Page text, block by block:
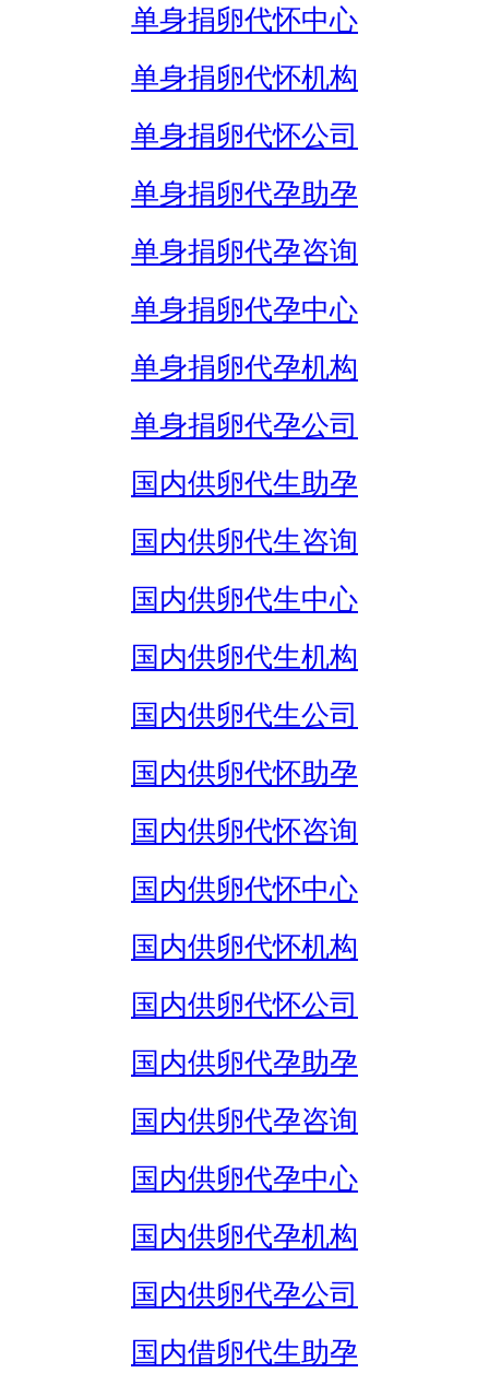
单身捐卵代怀中心
单身捐卵代怀机构
单身捐卵代怀公司
单身捐卵代孕助孕
单身捐卵代孕咨询
单身捐卵代孕中心
单身捐卵代孕机构
单身捐卵代孕公司
国内供卵代生助孕
国内供卵代生咨询
国内供卵代生中心
国内供卵代生机构
国内供卵代生公司
国内供卵代怀助孕
国内供卵代怀咨询
国内供卵代怀中心
国内供卵代怀机构
国内供卵代怀公司
国内供卵代孕助孕
国内供卵代孕咨询
国内供卵代孕中心
国内供卵代孕机构
国内供卵代孕公司
国内借卵代生助孕